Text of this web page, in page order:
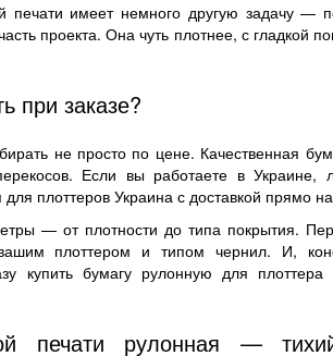
печати имеет немного другую задачу —
проекта. Она чуть плотнее, с гладкой
при заказе?
не просто по цене. Качественная
Если вы работаете в Украине,
плоттеров Украина с доставкой прямо
— от плотности до типа покрытия.
плоттером и типом чернил. И,
купить бумагу рулонную для плоттера
печати рулонная —